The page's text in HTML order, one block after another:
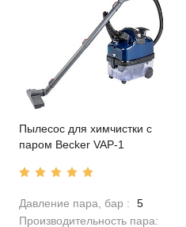
Пылесос для химчистки с
паром Becker VAP-1
Давление пара, бар :
5
Производительность пара: